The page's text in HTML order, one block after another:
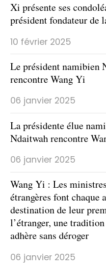
Xi présente ses
président fondateur de
10 février 2025
Le président namibien
rencontre Wang Yi
06 janvier 2025
La présidente élue
Ndaitwah rencontre
06 janvier 2025
Wang Yi : Les
étrangères font chaque
destination de leur
l’étranger, une
adhère sans déroger
06 janvier 2025